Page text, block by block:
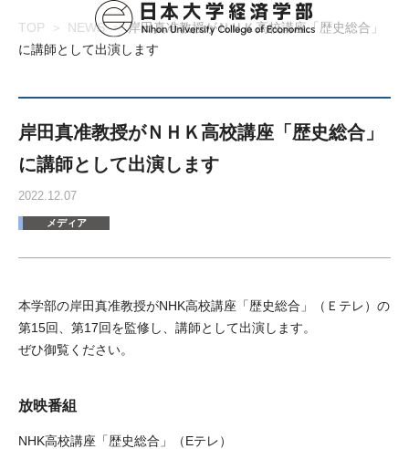
TOP NEWS
岸田真准教授がＮＨＫ高校講座「歴史総合」
に講師として出演します
岸田真准教授がＮＨＫ高校講座「歴史総合」
に講師として出演します
2022.12.07
メディア
本学部の岸田真准教授がNHK高校講座「歴史総合」（Ｅテレ）の
第15回、第17回を監修し、講師として出演します。
ぜひ御覧ください。
放映番組
NHK高校講座「歴史総合」（Eテレ）